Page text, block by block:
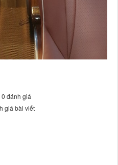
đánh giá
giá bài viết